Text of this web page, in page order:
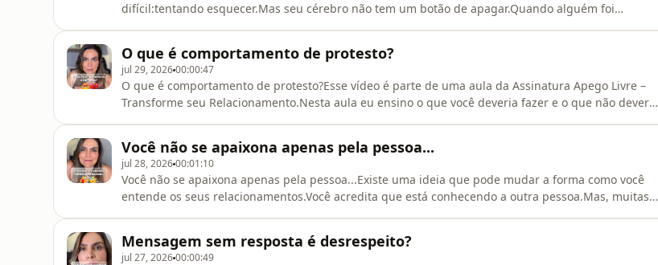
difícil:tentando esquecer.Mas seu cérebro não tem um botão de apagar.Quando alguém foi
que aquela relação deveria continuar.O seu sof
O que é comportamento de protesto?
jul 29, 202600:00:47
O que é comportamento de protesto?Esse vídeo é parte de uma aula da Assinatura Apego Livre –
Transforme seu Relacionamento.Nesta aula eu ensino o que você deveria fazer e o que não deveria
mensagem.Olhar se a pessoa ficou online.En
Você não se apaixona apenas pela pessoa...
jul 28, 202600:01:10
Você não se apaixona apenas pela pessoa...Existe uma ideia que pode mudar a forma como você
entende os seus relacionamentos.Você acredita que está conhecendo a outra pessoa.Mas, muitas
críticas, um comentário si
Mensagem sem resposta é desrespeito?
jul 27, 202600:00:49